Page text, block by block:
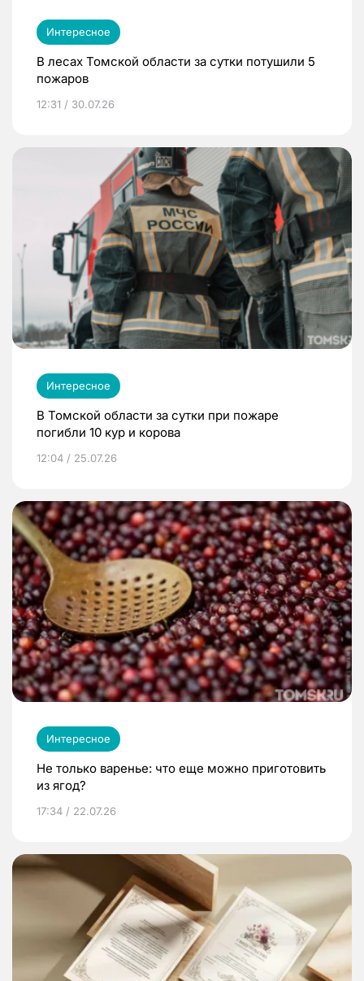
Интересное
В лесах Томской области за сутки потушили 5
пожаров
12:31 / 30.07.26
Интересное
В Томской области за сутки при пожаре
погибли 10 кур и корова
12:04 / 25.07.26
Интересное
Не только варенье: что еще можно приготовить
из ягод?
17:34 / 22.07.26